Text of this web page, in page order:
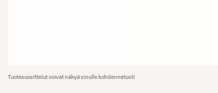
Tuotesuosittelut voivat näkyä sinulle kohdennetusti